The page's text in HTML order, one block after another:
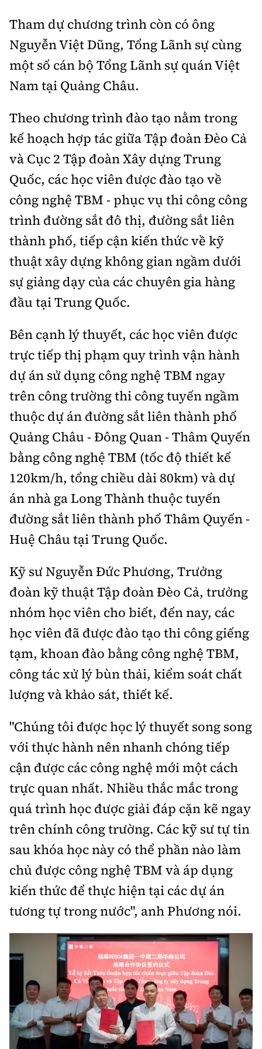
Tổng biên tập: Nguyễn Thị Hồng Nga
Phó Tổng biên tập:Nguyễn Sơn Tùng,
Nguyễn Đức Thắng, La Đức Hùng
Hotline:
0901 514 799
Quảng cáo và Phát hành:
0915 057 282
Cấm sao chép dưới mọi hình thức nếu không có sự
chấp thuận bằng văn bản.
Thông tin tòa
soạn
Tham dự chương trình còn có ông
Nguyễn Việt Dũng, Tổng Lãnh sự cùng
một số cán bộ Tổng Lãnh sự quán Việt
Nam tại Quảng Châu.
Theo chương trình đào tạo nằm trong
kế hoạch hợp tác giữa Tập đoàn Đèo Cả
và Cục 2 Tập đoàn Xây dựng Trung
Quốc, các học viên được đào tạo về
công nghệ TBM - phục vụ thi công công
trình đường sắt đô thị, đường sắt liên
thành phố, tiếp cận kiến thức về kỹ
thuật xây dựng không gian ngầm dưới
sự giảng dạy của các chuyên gia hàng
đầu tại Trung Quốc.
Bên cạnh lý thuyết, các học viên được
trực tiếp thị phạm quy trình vận hành
dự án sử dụng công nghệ TBM ngay
trên công trường thi công tuyếnngầm
thuộc dự án đường sắt liên thành phố
Quảng Châu -Đông Quan-Thâm Quyến
bằng công nghệ TBM (tốc độ thiết kế
120km/h, tổng chiều dài 80km) và dự
án nhà ga Long Thành thuộc tuyến
đường sắt liên thànhphố Thâm Quyến-
Huệ Châu tại Trung Quốc.
Kỹ sưNguyễn Đức Phương, Trưởng
đoànkỹ thuật Tập đoànĐèo Cả, trưởng
nhóm học viên cho biết, đến nay, các
học viên đã được đào tạo thi công giếng
tạm, khoan đào bằng công nghệ TBM,
công tác xử lý bùn thải, kiểm soát chất
lượngvàkhảo sát, thiết kế.
"Chúng tôi được học lý thuyết song song
với thực hành nên nhanh chóng tiếp
cận được các công nghệ mới một cách
trực quan nhất. Nhiều thắc mắc trong
quá trình học được giải đáp cặn kẽ ngay
trên chính công trường. Các kỹ sư tự tin
sau khóa học này có thểphần nào làm
chủ được công nghệ TBM và áp dụng
kiến thức để thực hiệntại các dự án
tương tự trong nước", anh Phương nói.